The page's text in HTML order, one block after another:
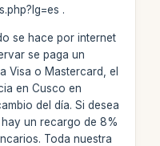
.
se hace por internet
se paga un
Visa o Mastercard, el
en Cusco en
del día. Si desea
un recargo de 8%
Toda nuestra